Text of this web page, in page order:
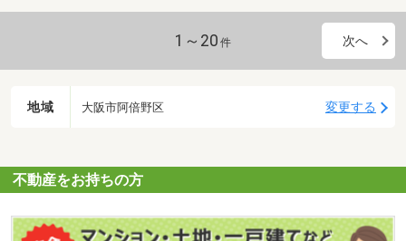
1～20 件 次へ
地域 大阪市阿倍野区 変更する
不動産をお持ちの方